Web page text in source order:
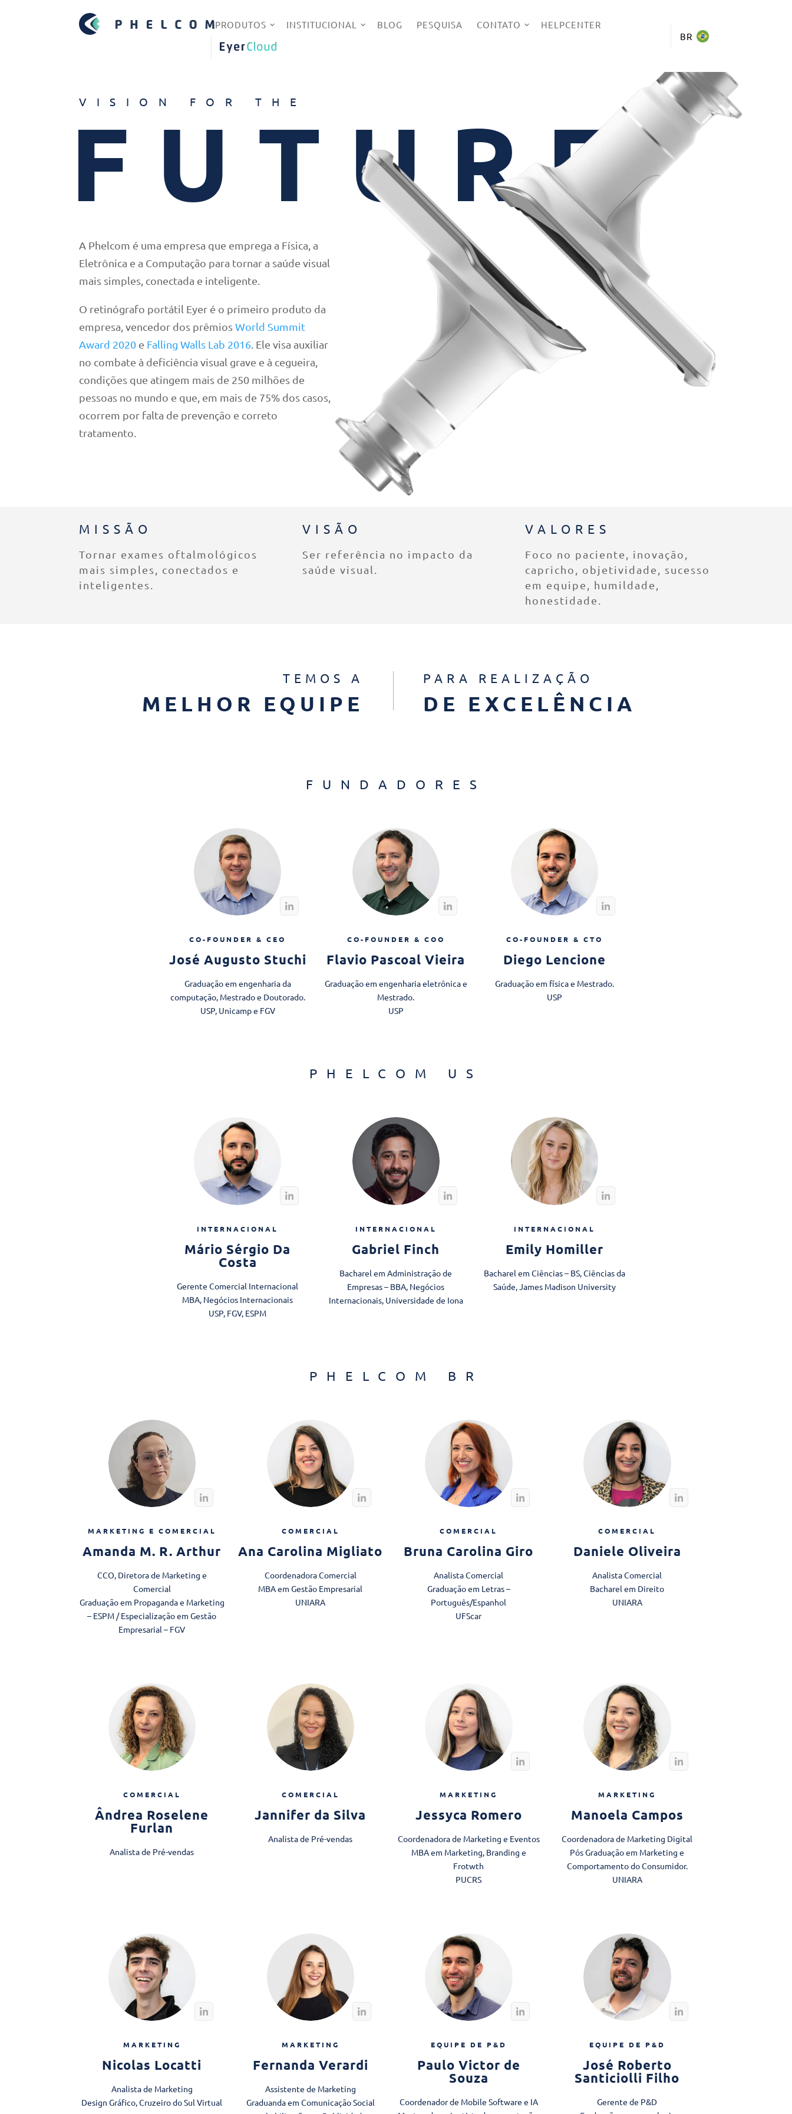
PRODUTOS INSTITUCIONAL BLOG PESQUISA CONTATO HELPCENTER
EYERCLOUD
BR
VISION FOR THE
FUTURE
A Phelcom é uma empresa que emprega a Física, a
Eletrônica e a Computação para tornar a saúde visual
mais simples, conectada e inteligente.
O retinógrafo portátil Eyer é o primeiro produto da
empresa, vencedor dos prêmiosWorld Summit
Award 2020 e Falling Walls Lab 2016 . Ele visa auxiliar
no combate à deficiência visual grave e à cegueira,
condições que atingem mais de 250 milhões de
pessoas no mundo e que, em mais de 75% dos casos,
ocorrem por falta de prevenção e correto
tratamento.
MISSÃO
Tornar exames oftalmológicos
mais simples, conectados e
inteligentes.
VISÃO
Ser referência no impacto da
saúde visual.
VALORES
Foco no paciente, inovação,
capricho, objetividade, sucesso
em equipe, humildade,
honestidade.
TEMOS A
MELHOR EQUIPE
PARA REALIZAÇÃO
DE EXCELÊNCIA
FUNDADORES
CO-FOUNDER & CEO
José Augusto Stuchi
Graduação em engenharia da
computação, Mestrado e Doutorado.
USP, Unicamp e FGV
CO-FOUNDER & COO
Flavio Pascoal Vieira
Graduação em engenharia eletrônica e
Mestrado.
USP
CO-FOUNDER & CTO
Diego Lencione
Graduação em física e Mestrado.​
USP
PHELCOM US
INTERNACIONAL
Mário Sérgio Da
Costa
Gerente Comercial Internacional
MBA, Negócios Internacionais
USP, FGV, ESPM
INTERNACIONAL
Gabriel Finch
Bacharel em Administração de
Empresas – BBA, Negócios
Internacionais, Universidade de Iona
INTERNACIONAL
Emily Homiller
Bacharel em Ciências – BS, Ciências da
Saúde, James Madison University
PHELCOM BR
MARKETING E COMERCIAL
Amanda M. R. Arthur
CCO, Diretora de Marketing e
Comercial
Graduação em Propaganda e Marketing
– ESPM / Especialização em Gestão
Empresarial – FGV
COMERCIAL
Ana Carolina Migliato
Coordenadora Comercial
MBA em Gestão Empresarial​
UNIARA
COMERCIAL
Bruna Carolina Giro
Analista Comercial
Graduação em Letras –
Português/Espanhol
UFScar
COMERCIAL
Daniele Oliveira
Analista Comercial
Bacharel em Direito
UNIARA
COMERCIAL
Ândrea Roselene
Furlan
Analista de Pré-vendas
COMERCIAL
Jannifer da Silva
Analista de Pré-vendas
MARKETING
Jessyca Romero
Coordenadora de Marketing e Eventos
MBA em Marketing, Branding e
Frotwth
PUCRS
MARKETING
Manoela Campos
Coordenadora de Marketing Digital
Pós Graduação em Marketing e
Comportamento do Consumidor.
​UNIARA
MARKETING
Nicolas Locatti
Analista de Marketing
Design Gráfico, Cruzeiro do Sul Virtual
MARKETING
Fernanda Verardi
Assistente de Marketing
Graduanda em Comunicação Social
EQUIPE DE P&D
Paulo Victor de
Souza
Coordenador de Mobile Software e IA
EQUIPE DE P&D
José Roberto
Santiciolli Filho
Gerente de P&D